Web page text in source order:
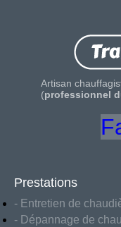
Artisan
(professionnel
Prestations
- Entretien de
- Dépannage de